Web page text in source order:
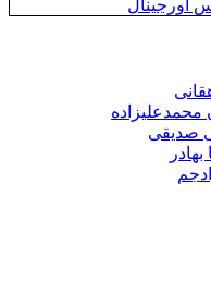
اورجینال
محمدعلیزاده
صدیقی